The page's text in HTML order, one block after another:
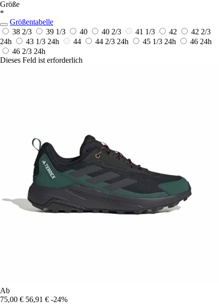
Größe
*
Größentabelle
38 2/3
39 1/3 40 40 2/3 41 1/3 42
42 2/3
24h
43 1/3 24h 44 44 2/3 24h 45 1/3 24h 46 24h
46 2/3 24h
Dieses Feld ist erforderlich
Ab
75,00 € 56,91 € -24%